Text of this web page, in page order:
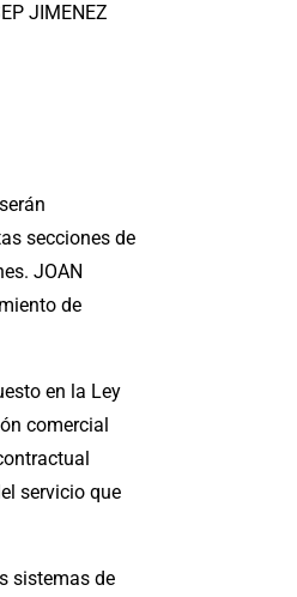
JIMENEZ
secciones de
JOAN
de
en la Ley
comercial
servicio que
sistemas de